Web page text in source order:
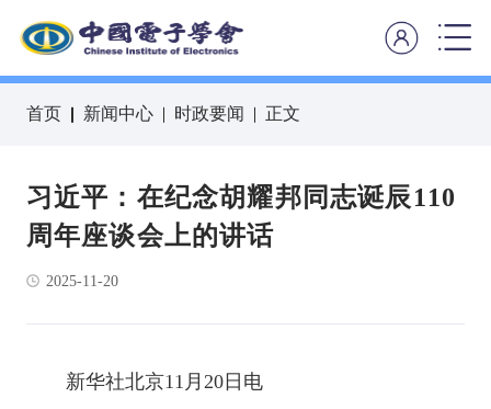
首页 新闻中心 时政要闻 正文
习近平：在纪念胡耀邦同志诞辰110
周年座谈会上的讲话
2025-11-20
新华社北京11月20日电